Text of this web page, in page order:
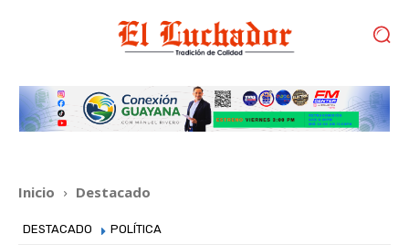
Inicio Destacado
DESTACADO POLÍTICA